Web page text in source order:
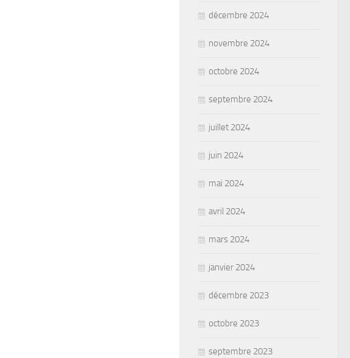
décembre 2024
novembre 2024
octobre 2024
septembre 2024
juillet 2024
juin 2024
mai 2024
avril 2024
mars 2024
janvier 2024
décembre 2023
octobre 2023
septembre 2023